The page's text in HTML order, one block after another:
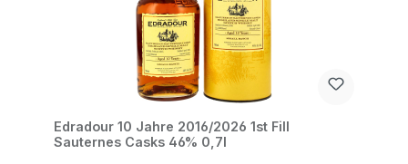
Edradour 10 Jahre 2016/2026 1st Fill
Sauternes Casks 46% 0,7l